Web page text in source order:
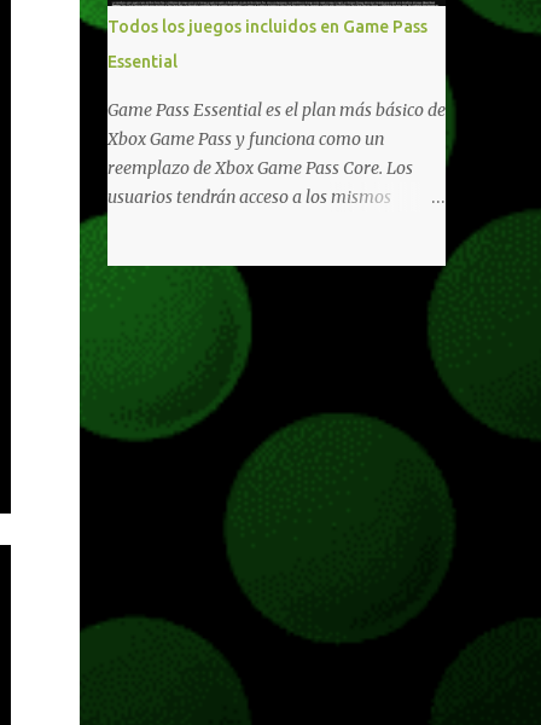
libertad de juego. Uno de los aspectos más
importantes de Last Rites es la gran
cantidad de opciones de personalización
incorporadas. Ahora es posible ocultar más
elementos de la interfaz, incluyendo las
trayectorias de lanzamiento de granadas y
el resaltado de objetos interactivos, además
de desactivar automáticamente los sonidos
También se añaden los llamados
"Parámetros Ghost" , que permiten activar
Todos los juegos incluidos en Game Pass
Essential
Game Pass Essential es el plan más básico de
Xbox Game Pass y funciona como un
reemplazo de Xbox Game Pass Core. Los
usuarios tendrán acceso a los mismos
adicionales que fueron anunciados
novedades una serie de ventajas para
diferentes juegos free to play que están en
Xbox y PC, que van desde skins, desbloqueo
de personajes, paquetes de armas hasta
emotes, monedas virtuales y más para
diferentes títulos. Todas estas ventajas se
pueden reclamar desde la sección de Game
directamente a la pestaña de Game Pass.
Essential también ahora sumará el acceso a
la Nube de Xbox, el cual nos permitite jugar
una pequeña porción de los juegos de la
suscripción mediante xCloud y más de 600